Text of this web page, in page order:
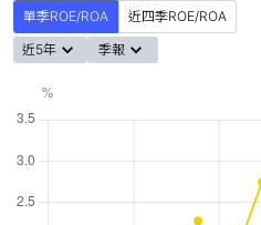
單季ROE/ROA
近四季ROE/ROA
近5年
季報